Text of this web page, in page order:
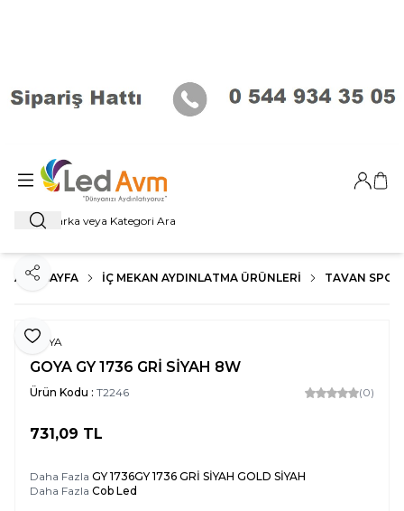
Ara
Giriş
ANA SAYFA İÇ MEKAN AYDINLATMA ÜRÜNLERI TAVAN SPOT
Favoriye Ekle
Paylaş
GOYA
GOYA GY 1736 GRİ SİYAH 8W
Ürün Kodu : T2246 (0)
731,09 TL
Daha Fazla GY 1736GY 1736 GRİ SİYAH GOLD SİYAH
Daha Fazla Cob Led